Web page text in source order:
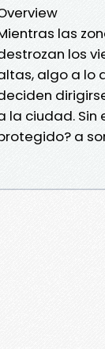
las
los
algo a lo
la ciudad. Sin
a